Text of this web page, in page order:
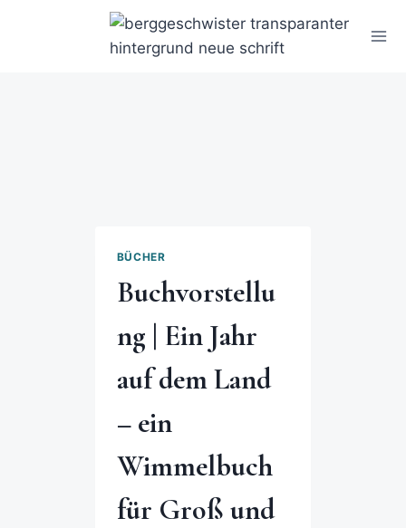
BÜCHER
Buchvorstellu
ng | Ein Jahr
auf dem Land
– ein
Wimmelbuch
für Groß und